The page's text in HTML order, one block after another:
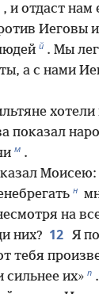
, и отдаст нам
Иеговы
й . Мы
а с нами
показал
м .
Моисею:
н
на
них? 12 Я
тебя
сильнее их» п .